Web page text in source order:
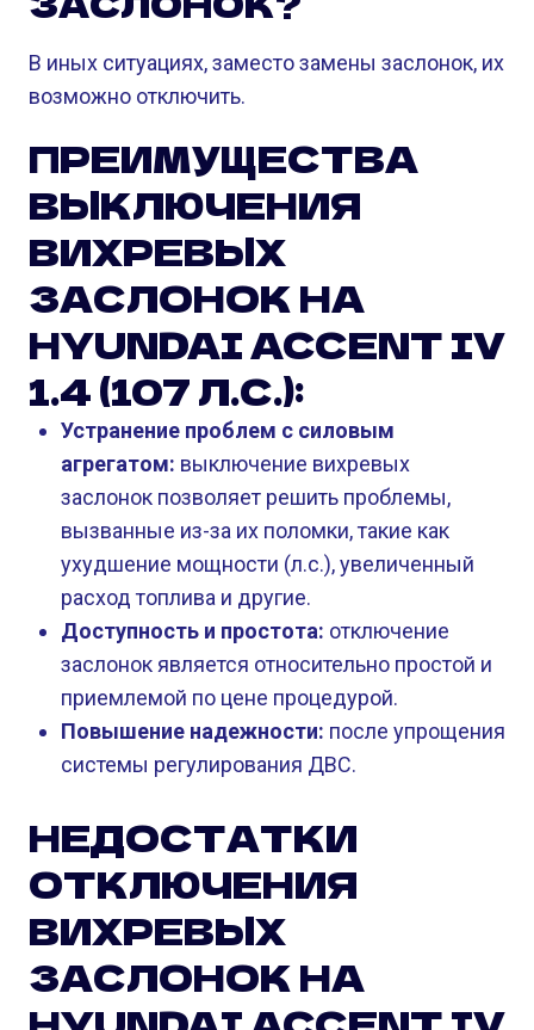
В иных ситуациях, заместо замены заслонок, их
возможно отключить.
ПРЕИМУЩЕСТВА
ВЫКЛЮЧЕНИЯ
ВИХРЕВЫХ
ЗАСЛОНОК НА
HYUNDAI ACCENT IV
1.4 (107 Л.С.):
Устранение проблем с силовым
агрегатом: выключение вихревых
заслонок позволяет решить проблемы,
вызванные из-за их поломки, такие как
ухудшение мощности (л.с.), увеличенный
расход топлива и другие.
Доступность и простота: отключение
заслонок является относительно простой и
приемлемой по цене процедурой.
Повышение надежности: после упрощения
системы регулирования ДВС.
НЕДОСТАТКИ
ОТКЛЮЧЕНИЯ
ВИХРЕВЫХ
ЗАСЛОНОК НА